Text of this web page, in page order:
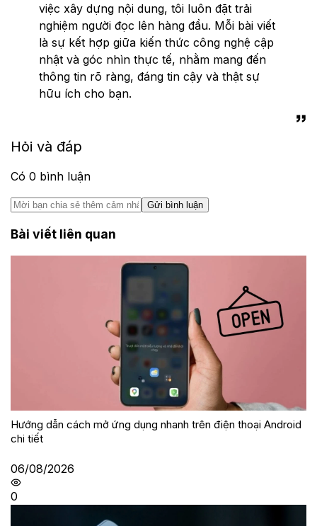
việc xây dựng nội dung, tôi luôn đặt trải
nghiệm người đọc lên hàng đầu. Mỗi bài viết
là sự kết hợp giữa kiến thức công nghệ cập
nhật và góc nhìn thực tế, nhằm mang đến
thông tin rõ ràng, đáng tin cậy và thật sự
hữu ích cho bạn.
Hỏi và đáp
Có 0 bình luận
Gửi bình luận
Bài viết liên quan
Hướng dẫn cách mở ứng dụng nhanh trên điện thoại Android
chi tiết
06/08/2026
0